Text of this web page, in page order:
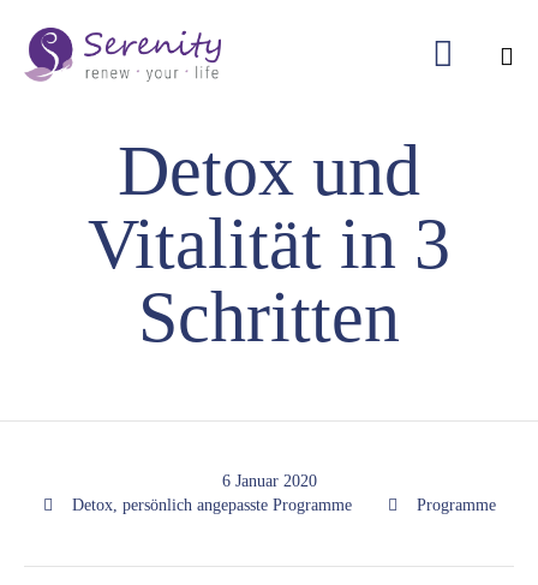

Detox und
Vitalität in 3
Schritten
6 Januar 2020

Tags
Detox, persönlich angepasste Programme  Category
Programme